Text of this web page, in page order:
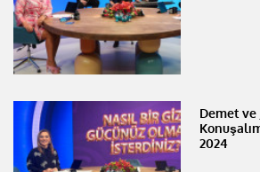
Demet ve
2024